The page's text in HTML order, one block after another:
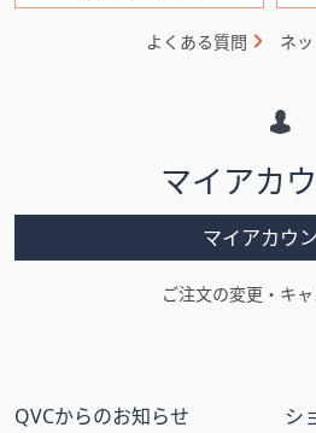
ン
よくある質問 ネ
マイアカ
マイアカウ
ご注文の変更・キ
QVCからのお知らせ シ